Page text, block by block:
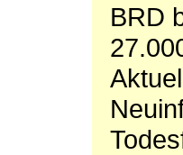
BRD